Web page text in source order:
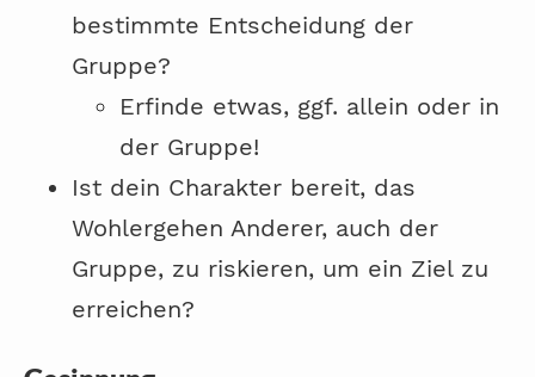
bestimmte Entscheidung der
Gruppe?
Erfinde etwas, ggf. allein oder in
der Gruppe!
Ist dein Charakter bereit, das
Wohlergehen Anderer, auch der
Gruppe, zu riskieren, um ein Ziel zu
erreichen?